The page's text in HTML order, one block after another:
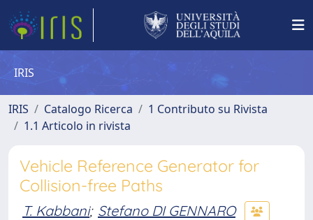
IRIS
IRIS Catalogo Ricerca
1 Contributo su Rivista
1.1 Articolo in rivista
Vehicle Reference Generator for
Collision-free Paths
T. Kabbani; Stefano DI GENNARO